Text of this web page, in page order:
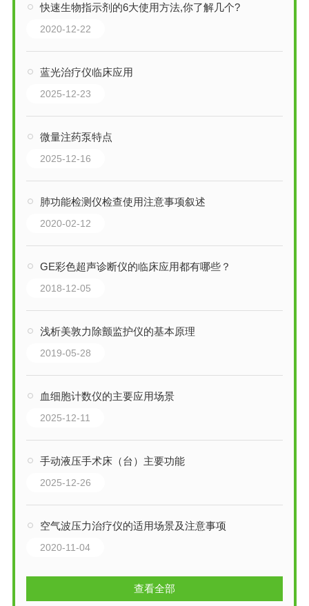
快速生物指示剂的6大使用方法,你了解几个?
2020-12-22
蓝光治疗仪临床应用
2025-12-23
微量注药泵特点
2025-12-16
肺功能检测仪检查使用注意事项叙述
2020-02-12
GE彩色超声诊断仪的临床应用都有哪些？
2018-12-05
浅析美敦力除颤监护仪的基本原理
2019-05-28
血细胞计数仪的主要应用场景
2025-12-11
手动液压手术床（台）主要功能
2025-12-26
空气波压力治疗仪的适用场景及注意事项
2020-11-04
查看全部